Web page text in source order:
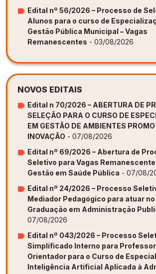
Edital nº 56/2026 – Processo de
Alunos para o curso de
Gestão Pública Municipal – Vagas
Remanescentes - 03/08/2026
NOVOS EDITAIS
Edital n 70/2026 – ABERTURA DE
SELEÇÃO PARA O CURSO DE
EM GESTÃO DE AMBIENTES
INOVAÇÃO - 07/08/2026
Edital nº 69/2026 – Abertura de
Seletivo para Vagas
Gestão em Saúde Pública - 07/08/
Edital nº 24/2026 – Processo
Mediador Pedagógico para atuar
Graduação em Administração
07/08/2026
Edital nº 043/2026 – Processo
Simplificado Interno para Professor
Orientador para o Curso de
Inteligência Artificial Aplicada à